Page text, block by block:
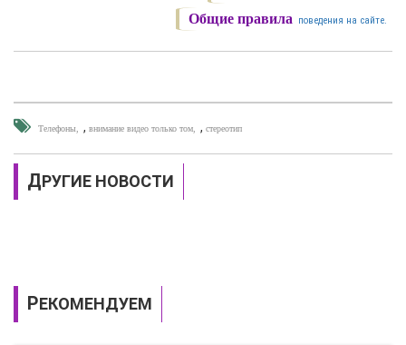
Общие правила поведения на сайте.
Телефоны , внимание видео только том , стереотип
ДРУГИЕ НОВОСТИ
РЕКОМЕНДУЕМ